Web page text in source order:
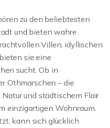
zu den beliebtesten
und bieten wahre
Villen, idyllischen
sie eine
sucht. Ob in
Othmarschen – die
und städtischem Flair
einzigartigen Wohnraum.
kann sich glücklich